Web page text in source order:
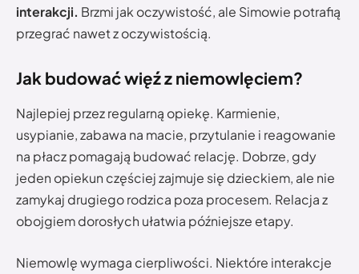
interakcji. Brzmi jak oczywistość, ale Simowie potrafią
przegrać nawet z oczywistością.
Jak budować więź z niemowlęciem?
Najlepiej przez regularną opiekę. Karmienie,
usypianie, zabawa na macie, przytulanie i reagowanie
na płacz pomagają budować relację. Dobrze, gdy
jeden opiekun częściej zajmuje się dzieckiem, ale nie
zamykaj drugiego rodzica poza procesem. Relacja z
obojgiem dorosłych ułatwia późniejsze etapy.
Niemowlę wymaga cierpliwości. Niektóre interakcje